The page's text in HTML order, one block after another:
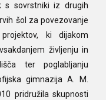
s sovrstniki iz drugih
šol za povezovanje
ki dijakom
življenju in
ter poglabljanju
gimnazija A. M.
pridružila skupnosti